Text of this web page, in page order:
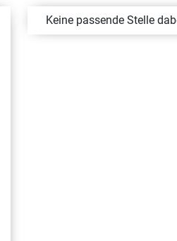
Keine passende Stelle